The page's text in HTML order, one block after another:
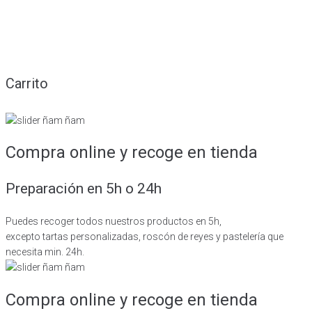
Carrito
Compra online y recoge en tienda
Preparación en 5h o 24h
Puedes recoger todos nuestros productos en 5h,
excepto tartas personalizadas, roscón de reyes y pastelería que
necesita min. 24h.
Compra online y recoge en tienda